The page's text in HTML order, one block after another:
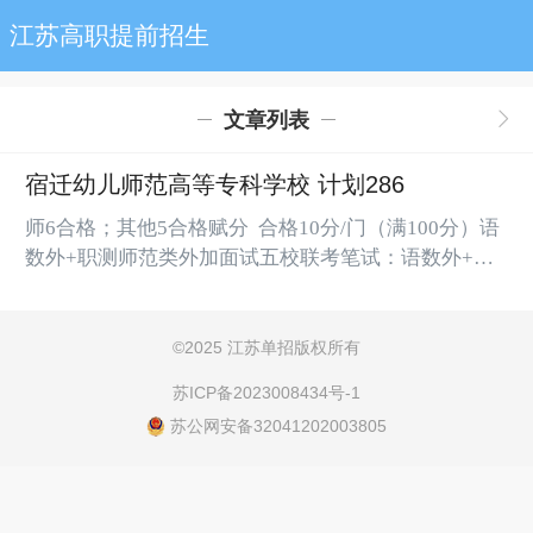
江苏高职提前招生
文章列表
宿迁幼儿师范高等专科学校 计划286
师6合格；其他5合格赋分 合格10分/门（满100分）语
数外+职测师范类外加面试五校联考笔试：语数外+职
400分）2、音乐教育专业（语言、形体、音乐）（音
（语言、形体、美术）（美术200分，其他100/门，满
400分）宿迁幼儿师范高等...
©2025 江苏单招版权所有
苏ICP备2023008434号-1
苏公网安备32041202003805